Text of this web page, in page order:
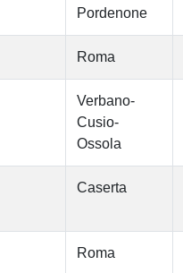
Pordenone
Roma
Verbano-
Cusio-
Ossola
Caserta
Roma